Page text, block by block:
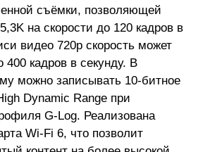
съёмки, позволяющей
на скорости до 120 кадров в
видео 720p скорость может
400 кадров в секунду. В
можно записывать 10-битное
Dynamic Range при
G-Log. Реализована
Wi-Fi 6, что позволит